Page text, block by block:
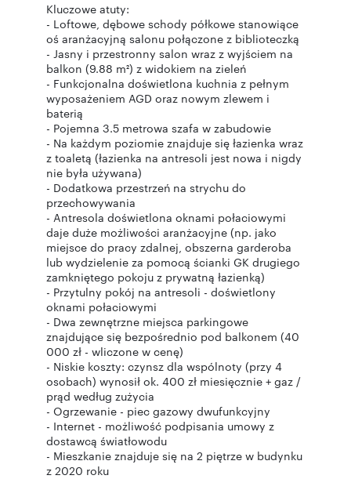
Kluczowe atuty:
- Loftowe, dębowe schody półkowe stanowiące
oś aranżacyjną salonu połączone z biblioteczką
- Jasny i przestronny salon wraz z wyjściem na
balkon (9.88 m²) z widokiem na zieleń
- Funkcjonalna doświetlona kuchnia z pełnym
wyposażeniem AGD oraz nowym zlewem i
baterią
- Pojemna 3.5 metrowa szafa w zabudowie
- Na każdym poziomie znajduje się łazienka wraz
z toaletą (łazienka na antresoli jest nowa i nigdy
nie była używana)
- Dodatkowa przestrzeń na strychu do
przechowywania
- Antresola doświetlona oknami połaciowymi
daje duże możliwości aranżacyjne (np. jako
miejsce do pracy zdalnej, obszerna garderoba
lub wydzielenie za pomocą ścianki GK drugiego
zamkniętego pokoju z prywatną łazienką)
- Przytulny pokój na antresoli - doświetlony
oknami połaciowymi
- Dwa zewnętrzne miejsca parkingowe
znajdujące się bezpośrednio pod balkonem (40
000 zł - wliczone w cenę)
- Niskie koszty: czynsz dla wspólnoty (przy 4
osobach) wynosił ok. 400 zł miesięcznie + gaz /
prąd według zużycia
- Ogrzewanie - piec gazowy dwufunkcyjny
- Internet - możliwość podpisania umowy z
dostawcą światłowodu
- Mieszkanie znajduje się na 2 piętrze w budynku
z 2020 roku